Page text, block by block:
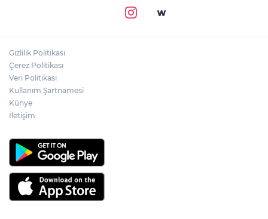
Gizlilik Politikası
Çerez Politikası
Veri Politikası
Kullanım Şartnamesi
Künye
İletişim